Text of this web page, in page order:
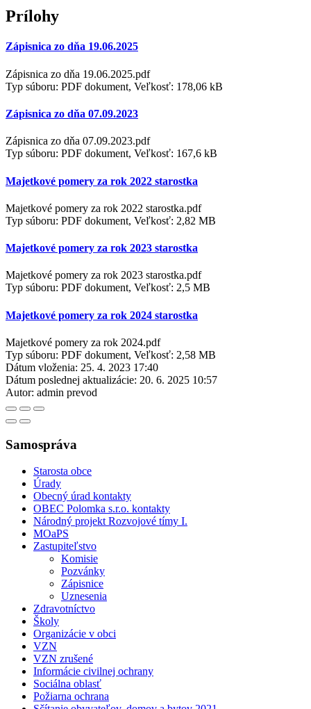
Prílohy
Zápisnica zo dňa 19.06.2025
Zápisnica zo dňa 19.06.2025.pdf
Typ súboru: PDF dokument, Veľkosť: 178,06 kB
Zápisnica zo dňa 07.09.2023
Zápisnica zo dňa 07.09.2023.pdf
Typ súboru: PDF dokument, Veľkosť: 167,6 kB
Majetkové pomery za rok 2022 starostka
Majetkové pomery za rok 2022 starostka.pdf
Typ súboru: PDF dokument, Veľkosť: 2,82 MB
Majetkové pomery za rok 2023 starostka
Majetkové pomery za rok 2023 starostka.pdf
Typ súboru: PDF dokument, Veľkosť: 2,5 MB
Majetkové pomery za rok 2024 starostka
Majetkové pomery za rok 2024.pdf
Typ súboru: PDF dokument, Veľkosť: 2,58 MB
Dátum vloženia: 25. 4. 2023 17:40
Dátum poslednej aktualizácie: 20. 6. 2025 10:57
Autor: admin prevod
Samospráva
Starosta obce
Úrady
Obecný úrad kontakty
OBEC Polomka s.r.o. kontakty
Národný projekt Rozvojové tímy I.
MOaPS
Zastupiteľstvo
Komisie
Pozvánky
Zápisnice
Uznesenia
Zdravotníctvo
Školy
Organizácie v obci
VZN
VZN zrušené
Informácie civilnej ochrany
Sociálna oblasť
Požiarna ochrana